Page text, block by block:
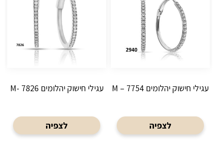
עגילי חישוק יהלומים M – 7754
לצפיה
עגילי חישוק יהלומים M- 7826
לצפיה